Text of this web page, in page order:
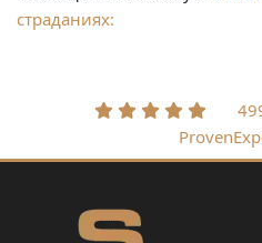
страданиях:
499